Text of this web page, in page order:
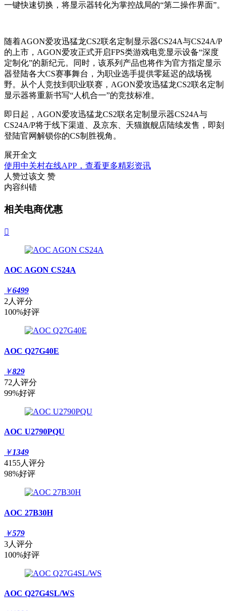
一键快速切换，将显示器转化为掌控战局的“第二操作界面”。
随着AGON爱攻迅猛龙CS2联名定制显示器CS24A与CS24A/P
的上市，AGON爱攻正式开启FPS类游戏电竞显示设备“深度
定制化”的新纪元。同时，该系列产品也将作为官方指定显示
器登陆各大CS赛事舞台，为职业选手提供零延迟的战场视
野。从个人竞技到职业联赛，AGON爱攻迅猛龙CS2联名定制
显示器将重新书写“人机合一”的竞技标准。
即日起，AGON爱攻迅猛龙CS2联名定制显示器CS24A与
CS24A/P将于线下渠道、及京东、天猫旗舰店陆续发售，即刻
登陆官网解锁你的CS制胜视角。
展开全文
使用中关村在线APP，查看更多精彩资讯
人赞过该文 赞
内容纠错
相关电商优惠

AOC AGON CS24A
￥6499
2人评分
100%好评
AOC Q27G40E
￥829
72人评分
99%好评
AOC U2790PQU
￥1349
4155人评分
98%好评
AOC 27B30H
￥579
3人评分
100%好评
AOC Q27G4SL/WS